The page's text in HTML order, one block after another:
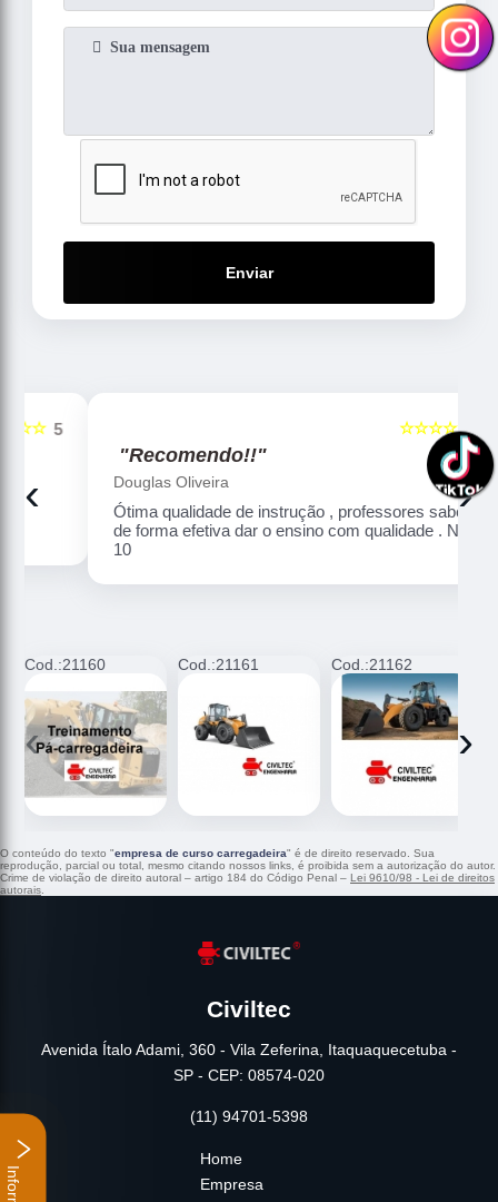
Enviar
5
☆☆☆☆☆
"Recomendo!!"
Douglas Oliveira
Ótima qualidade de instrução , professores sabem
de forma efetiva dar o ensino com qualidade . Nota
‹ ›
Cod.:21160 Cod.:21161 Cod.:21162
‹ ›
O conteúdo do texto "empresa de curso carregadeira" é de direito reservado. Sua
reprodução, parcial ou total, mesmo citando nossos links, é proibida sem a autorização do autor.
Crime de violação de direito autoral – artigo 184 do Código Penal – Lei 9610/98 - Lei de direitos
autorais
Civiltec
Avenida Ítalo Adami, 360 - Vila Zeferina, Itaquaquecetuba -
SP - CEP: 08574-020
(11) 94701-5398
Home
Empresa